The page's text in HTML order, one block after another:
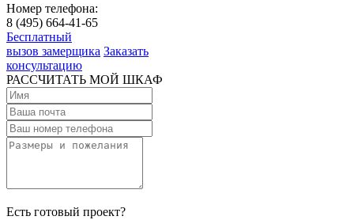
Номер телефона:
8 (495) 664-41-65
Бесплатный
вызов замерщика Заказать
консультацию
РАССЧИТАТЬ МОЙ ШКАФ
Есть готовый проект?